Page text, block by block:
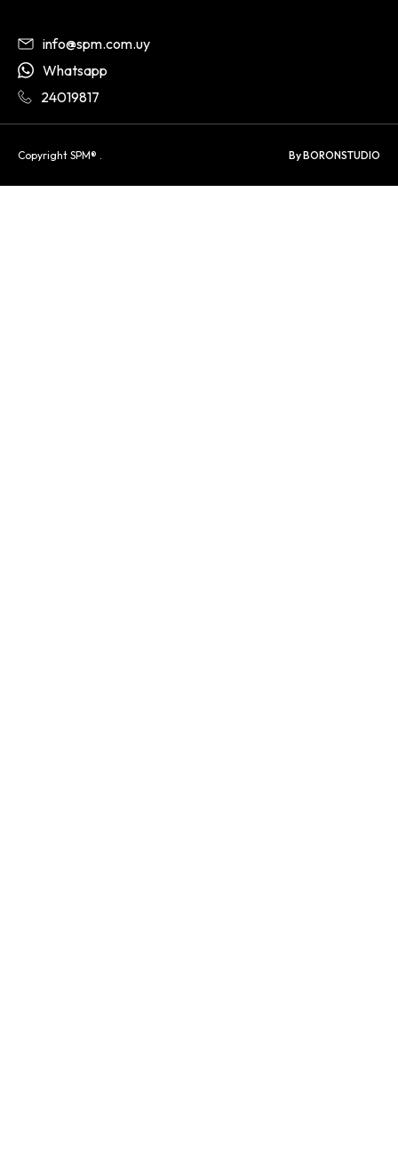
info@spm.com.uy
Whatsapp
24019817
Copyright SPM® . By BORONSTUDIO